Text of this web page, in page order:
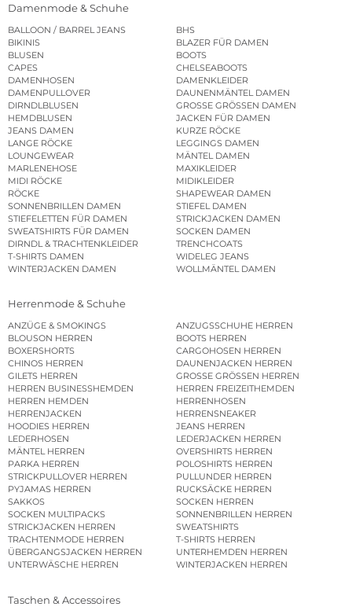
Damenmode & Schuhe
BALLOON / BARREL JEANS
BHS
BIKINIS
BLAZER FÜR DAMEN
BLUSEN
BOOTS
CAPES
CHELSEABOOTS
DAMENHOSEN
DAMENKLEIDER
DAMENPULLOVER
DAUNENMÄNTEL DAMEN
DIRNDLBLUSEN
GROSSE GRÖSSEN DAMEN
HEMDBLUSEN
JACKEN FÜR DAMEN
JEANS DAMEN
KURZE RÖCKE
LANGE RÖCKE
LEGGINGS DAMEN
LOUNGEWEAR
MÄNTEL DAMEN
MARLENEHOSE
MAXIKLEIDER
MIDI RÖCKE
MIDIKLEIDER
RÖCKE
SHAPEWEAR DAMEN
SONNENBRILLEN DAMEN
STIEFEL DAMEN
STIEFELETTEN FÜR DAMEN
STRICKJACKEN DAMEN
SWEATSHIRTS FÜR DAMEN
SOCKEN DAMEN
DIRNDL & TRACHTENKLEIDER
TRENCHCOATS
T-SHIRTS DAMEN
WIDELEG JEANS
WINTERJACKEN DAMEN
WOLLMÄNTEL DAMEN
Herrenmode & Schuhe
ANZÜGE & SMOKINGS
ANZUGSSCHUHE HERREN
BLOUSON HERREN
BOOTS HERREN
BOXERSHORTS
CARGOHOSEN HERREN
CHINOS HERREN
DAUNENJACKEN HERREN
GILETS HERREN
GROSSE GRÖSSEN HERREN
HERREN BUSINESSHEMDEN
HERREN FREIZEITHEMDEN
HERREN HEMDEN
HERRENHOSEN
HERRENJACKEN
HERRENSNEAKER
HOODIES HERREN
JEANS HERREN
LEDERHOSEN
LEDERJACKEN HERREN
MÄNTEL HERREN
OVERSHIRTS HERREN
PARKA HERREN
POLOSHIRTS HERREN
STRICKPULLOVER HERREN
PULLUNDER HERREN
PYJAMAS HERREN
RUCKSÄCKE HERREN
SAKKOS
SOCKEN HERREN
SOCKEN MULTIPACKS
SONNENBRILLEN HERREN
STRICKJACKEN HERREN
SWEATSHIRTS
TRACHTENMODE HERREN
T-SHIRTS HERREN
ÜBERGANGSJACKEN HERREN
UNTERHEMDEN HERREN
UNTERWÄSCHE HERREN
WINTERJACKEN HERREN
Taschen & Accessoires